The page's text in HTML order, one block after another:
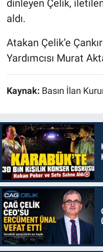
dinleyen Çelik,
aldı.
Atakan Çelik’e
Yardımcısı Murat
Kaynak: Basın İlan